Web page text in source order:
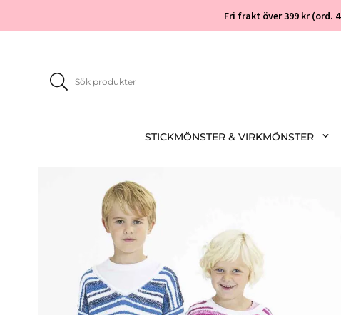
Fri frakt över 399 kr (ord.
STICKMÖNSTER & VIRKMÖNSTER